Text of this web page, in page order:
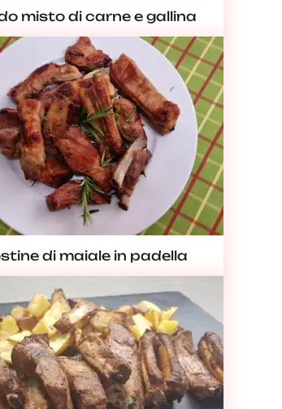
misto di carne e gallina
di maiale in padella